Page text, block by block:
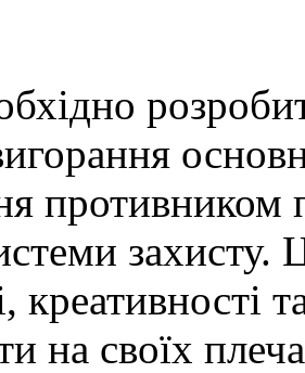
противником
захисту.
креативності
на своїх